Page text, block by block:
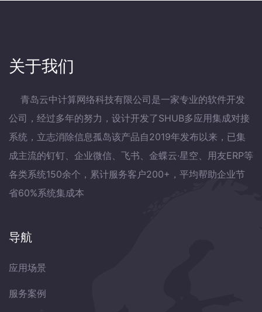
关于我们
青岛云中计算网络科技有限公司是一家专业的软件开发
公司，经过多年的努力，设计开发了SHUB多应用集成对接
系统，立志消除信息孤岛该产品自2019年发布以来，已集
成主流的钉钉、企业微信、飞书、金蝶云·星空、用友ERP等
各类系统150余个，累计服务客户200+，平均帮助企业节
省60%系统集成本
导航
应用场景
服务案例